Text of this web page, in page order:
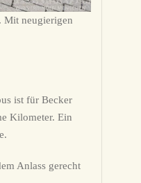
Mit neugierigen
ist für Becker
Kilometer. Ein
Anlass gerecht